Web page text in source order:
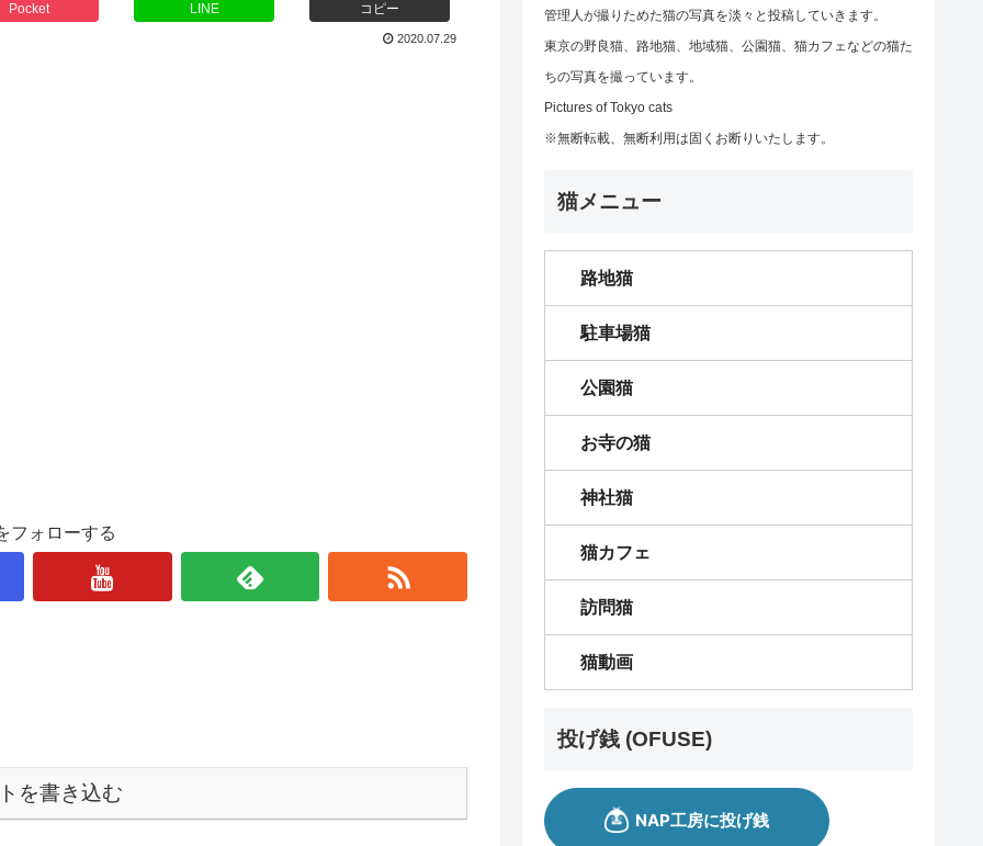
Pocket LINE コピー
2020.07.29
フォローする
を書き込む
管理人が撮りためた猫の写真を淡々と投稿していきます。
東京の野良猫、路地猫、地域猫、公園猫、猫カフェなどの猫た
ちの写真を撮っています。
Pictures of Tokyo cats
※無断転載、無断利用は固くお断りいたします。
猫メニュー
路地猫
駐車場猫
公園猫
お寺の猫
神社猫
猫カフェ
訪問猫
猫動画
投げ銭 (OFUSE)